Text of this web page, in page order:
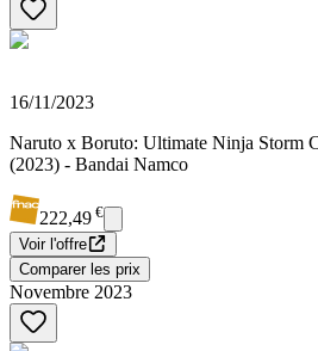
16/11/2023
Naruto x Boruto: Ultimate Ninja Storm
(2023) - Bandai Namco
222,49 €
Voir l'offre
Comparer les prix
Novembre 2023